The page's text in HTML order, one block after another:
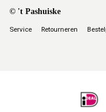
© 't Pashuiske
Service Retourneren